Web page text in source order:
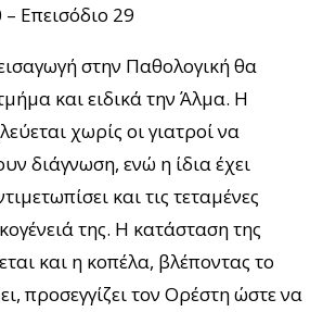
Επεισόδιο 29
στην Παθολογική θα
και ειδικά την Άλμα. Η
χωρίς οι γιατροί να
διάγνωση, ενώ η ίδια έχει
και τις τεταμένες
της. Η κατάσταση της
και η κοπέλα, βλέποντας το
προσεγγίζει τον Ορέστη ώστε να